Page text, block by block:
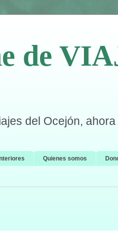
de
del Ocejón,
Quienes somos